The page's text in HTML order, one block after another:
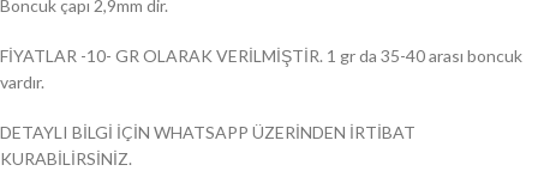
Boncuk çapı 2,9mm dir.
FİYATLAR -10- GR OLARAK VERİLMİŞTİR. 1 gr da 35-40 arası boncuk
vardır.
DETAYLI BİLGİ İÇİN WHATSAPP ÜZERİNDEN İRTİBAT
KURABİLİRSİNİZ.